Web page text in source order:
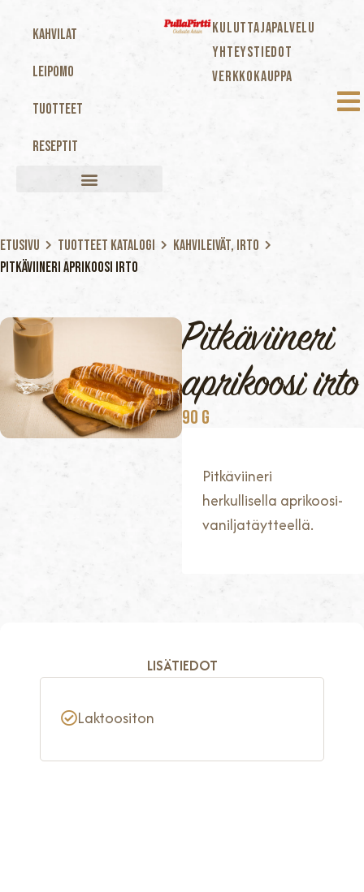
Kahvilat
Leipomo
Tuotteet
Reseptit
KULUTTAJAPALVELU
YHTEYSTIEDOT
VERKKOKAUPPA
Etusivu Tuotteet katalogi
Kahvileivät, Irto
Pitkäviineri aprikoosi irto
Pitkäviineri
aprikoosi irto
90 G
Pitkäviineri
herkullisella aprikoosi-
vaniljatäytteellä.
LISÄTIEDOT
Laktoositon